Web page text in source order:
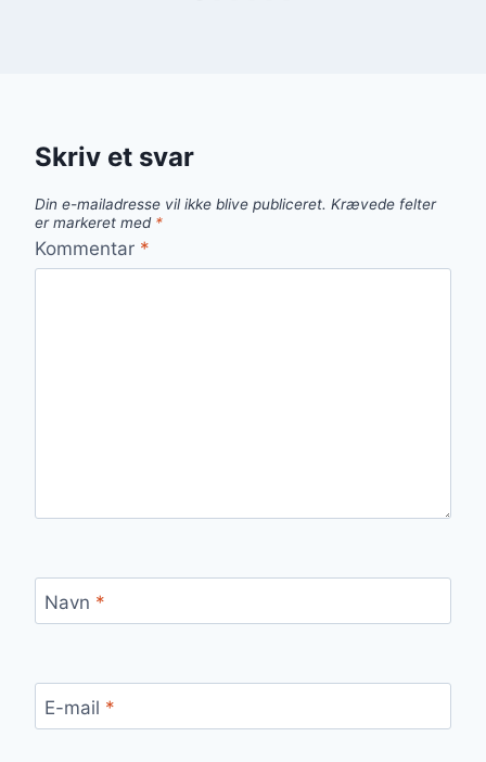
Skriv et svar
Din e-mailadresse vil ikke blive publiceret. Krævede felter
er markeret med *
Kommentar *
Navn *
E-mail *